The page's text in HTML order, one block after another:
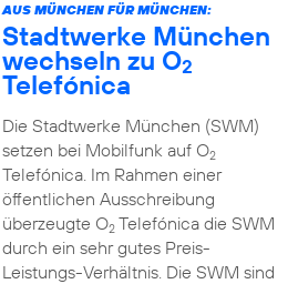
AUS MÜNCHEN FÜR MÜNCHEN:
Stadtwerke München
wechseln zu O2
Telefónica
Die Stadtwerke München (SWM)
setzen bei Mobilfunk auf O2
Telefónica. Im Rahmen einer
öffentlichen Ausschreibung
überzeugte O2Telefónica die SWM
durch ein sehr gutes Preis-
Leistungs-Verhältnis. Die SWM sind